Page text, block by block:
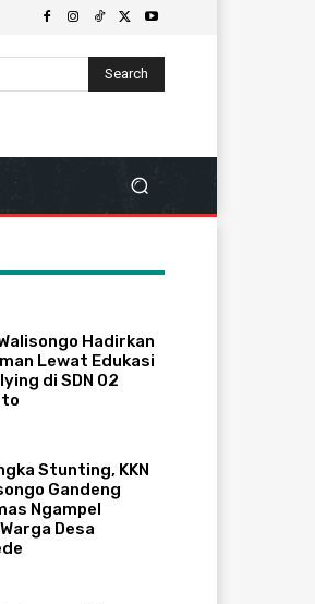
Search
Walisongo Hadirkan
Lewat Edukasi
di SDN 02
Stunting, KKN
Gandeng
Ngampel
Desa